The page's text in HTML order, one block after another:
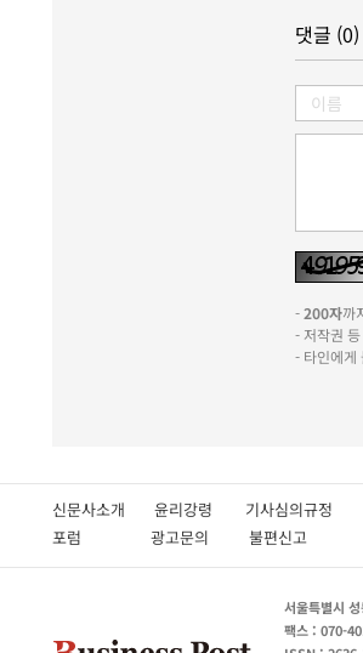
댓글 (0)
-200자까
- 저작권
- 타인에게
신문사소개 윤리강령 기사심의규정
포럼
광고문의 불편신고
서울특별시
팩스 : 070-